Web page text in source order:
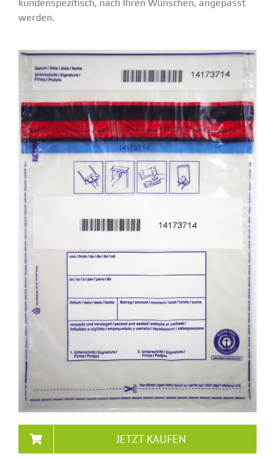
kunden­spe­zi­fisch, nach Ihren Wünschen, angepasst
werden.
JETZT KAUFEN